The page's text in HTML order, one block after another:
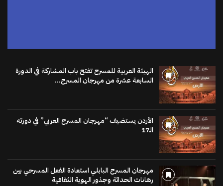
الهيئة العربية للمسرح تفتح باب المشاركة في الدورة
السابعة عشرة من مهرجان المسرح...
الأردن يستضيف “مهرجان المسرح العربي” في دورته
الـ17
مهرجان المسرح البابلي استعادة الفعل المسرحي بين
رهانات الحداثة وجذور الهوية الثقافية